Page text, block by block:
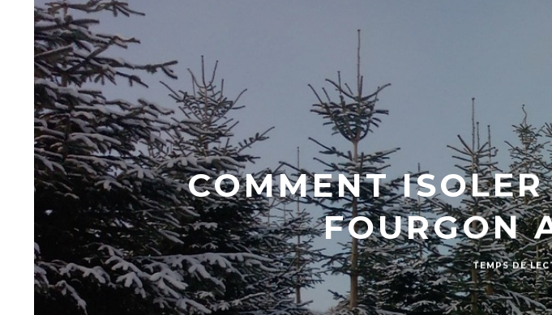
COMMENT
FOURGON
TEMPS DE